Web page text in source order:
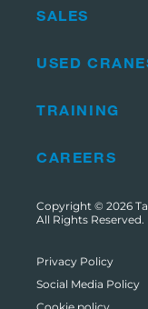
SALES
USED
TRAINING
CAREERS
Copyright © 2026
All Rights Reserved.
Privacy Policy
Social Media Policy